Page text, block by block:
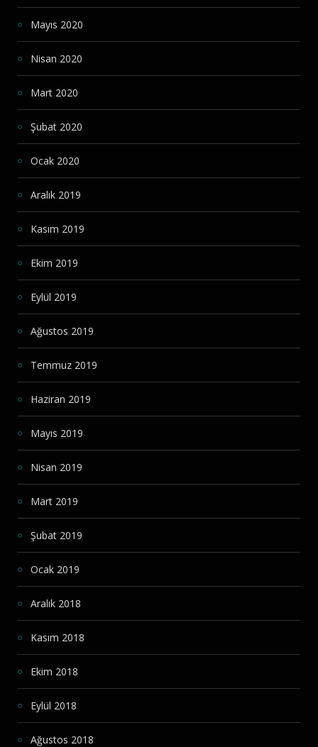
Mayıs 2020
Nisan 2020
Mart 2020
Şubat 2020
Ocak 2020
Aralık 2019
Kasım 2019
Ekim 2019
Eylül 2019
Ağustos 2019
Temmuz 2019
Haziran 2019
Mayıs 2019
Nisan 2019
Mart 2019
Şubat 2019
Ocak 2019
Aralık 2018
Kasım 2018
Ekim 2018
Eylül 2018
Ağustos 2018